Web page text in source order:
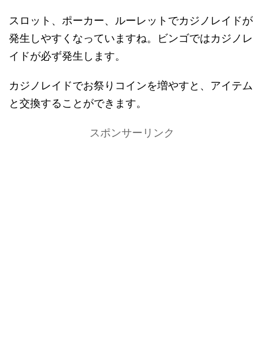
スロット、ポーカー、ルーレットでカジノレイドが
発生しやすくなっていますね。ビンゴではカジノレ
イドが必ず発生します。
カジノレイドでお祭りコインを増やすと、アイテム
と交換することができます。
スポンサーリンク